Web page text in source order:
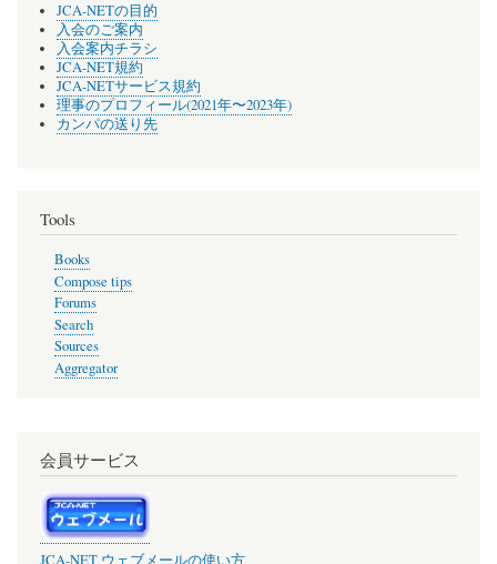
JCA-NETの目的
入会のご案内
入会案内チラシ
JCA-NET規約
JCA-NETサービス規約
理事のプロフィール(2021年〜2023年)
カンパの送り先
Tools
Books
Compose tips
Forums
Search
Sources
Aggregator
会員サービス